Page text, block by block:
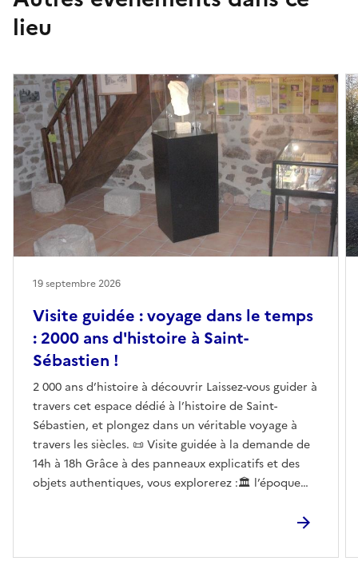
lieu
Visite guidée : voyage dans le temps
: 2000 ans d'histoire à Saint-
Sébastien !
2 000 ans d’histoire à découvrir Laissez-vous guider à
travers cet espace dédié à l’histoire de Saint-
Sébastien, et plongez dans un véritable voyage à
travers les siècles. 📜 Visite guidée à la demande de
14h à 18h Grâce à des panneaux explicatifs et des
objets authentiques, vous explorerez :🏛️ l’époque
période mérovingienne (sarcophage),✝️ le Moyen
ferroviaire, avec l’histoire des lignes Paris – Toulouse
19 septembre 2026